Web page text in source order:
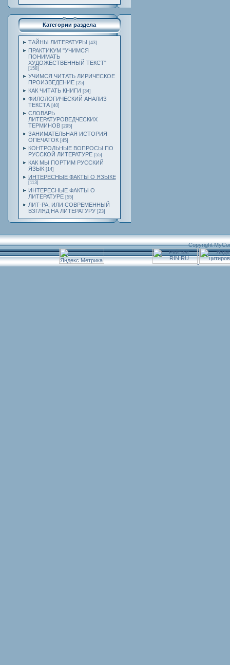
Категории раздела
ТАЙНЫ ЛИТЕРАТУРЫ [43]
ПРАКТИКУМ "УЧИМСЯ
ПОНИМАТЬ
ХУДОЖЕСТВЕННЫЙ ТЕКСТ"
[158]
УЧИМСЯ ЧИТАТЬ ЛИРИЧЕСКОЕ
ПРОИЗВЕДЕНИЕ [25]
КАК ЧИТАТЬ КНИГИ [34]
ФИЛОЛОГИЧЕСКИЙ АНАЛИЗ
ТЕКСТА [40]
СЛОВАРЬ
ЛИТЕРАТУРОВЕДЧЕСКИХ
ТЕРМИНОВ [295]
ЗАНИМАТЕЛЬНАЯ ИСТОРИЯ
ОПЕЧАТОК [45]
КОНТРОЛЬНЫЕ ВОПРОСЫ ПО
РУССКОЙ ЛИТЕРАТУРЕ [55]
КАК МЫ ПОРТИМ РУССКИЙ
ЯЗЫК [14]
ИНТЕРЕСНЫЕ ФАКТЫ О ЯЗЫКЕ
[113]
ИНТЕРЕСНЫЕ ФАКТЫ О
ЛИТЕРАТУРЕ [55]
ЛИТ-РА, ИЛИ СОВРЕМЕННЫЙ
ВЗГЛЯД НА ЛИТЕРАТУРУ [23]
Copyright